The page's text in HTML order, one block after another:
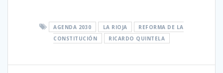
AGENDA 2030 LA RIOJA
REFORMA DE LA
CONSTITUCIÓN
RICARDO QUINTELA